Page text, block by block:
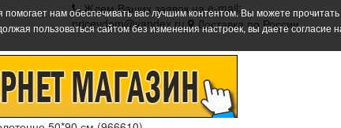
Ждем Ваших заявок на e-mail:
pricevdom@yandex.ru Доставка по России
нам обеспечивать вас лучшим контентом. Вы можете
пользоваться сайтом без изменения настроек, вы даете